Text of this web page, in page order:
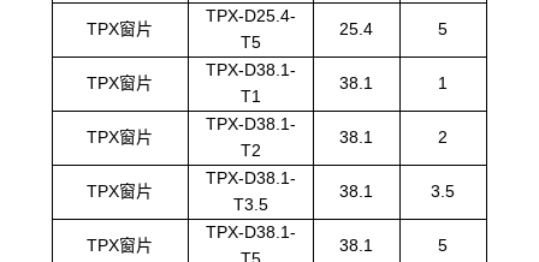
TPX窗片
TPX-D25.4-
T5
25.4 5
TPX窗片
TPX-D38.1-
T1
38.1 1
TPX窗片
TPX-D38.1-
T2
38.1 2
TPX窗片
TPX-D38.1-
T3.5
38.1 3.5
TPX窗片
TPX-D38.1-
38.1 5